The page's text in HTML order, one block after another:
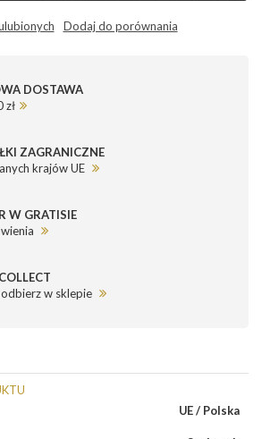
Dodaj do porównania
DOSTAWA
zł
ZAGRANICZNE
krajów UE
W GRATISIE
w sklepie
UE / Polska